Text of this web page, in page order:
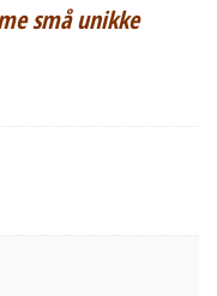
små unikke